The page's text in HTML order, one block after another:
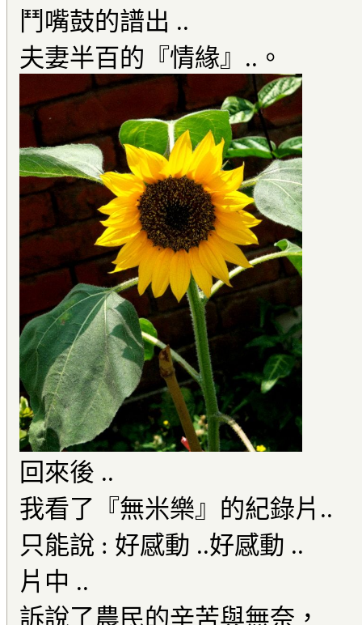
鬥嘴鼓的譜出 ..
夫妻半百的『情緣』..。
回來後 ..
我看了『無米樂』的紀錄片..
只能說 : 好感動 ..好感動 ..
片中 ..
訴說了農民的辛苦與無奈，